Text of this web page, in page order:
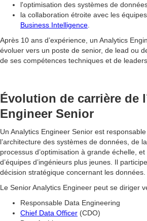
l'optimisation des systèmes de
la collaboration étroite avec les
Business Intelligence
Après 10 ans d’expérience, un Analytics
évoluer vers un poste de senior, de lead ou
de ses compétences techniques et de
Évolution de carrière de
Engineer Senior
Un Analytics Engineer Senior est
l’architecture des systèmes de données, de
processus d’optimisation à grande échelle,
d’équipes d’ingénieurs plus jeunes. Il
décision stratégique concernant les données.
Le Senior Analytics Engineer peut se diriger
Responsable Data Engineering
Chief Data Officer (CDO)